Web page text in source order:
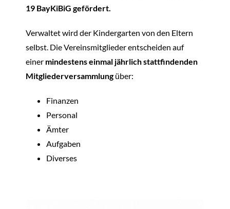
19 BayKiBiG gefördert.
Verwaltet wird der Kindergarten von den Eltern
selbst. Die Vereinsmitglieder entscheiden auf
einer mindestens einmal jährlich stattfindenden
Mitgliederversammlungüber:
Finanzen
Personal
Ämter
Aufgaben
Diverses